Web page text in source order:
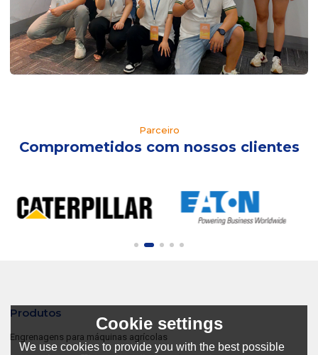
Parceiro
Comprometidos com nossos clientes
Produtos
Engrenagens para máquinas agrícolas
Cookie settings
We use cookies to provide you with the best possible